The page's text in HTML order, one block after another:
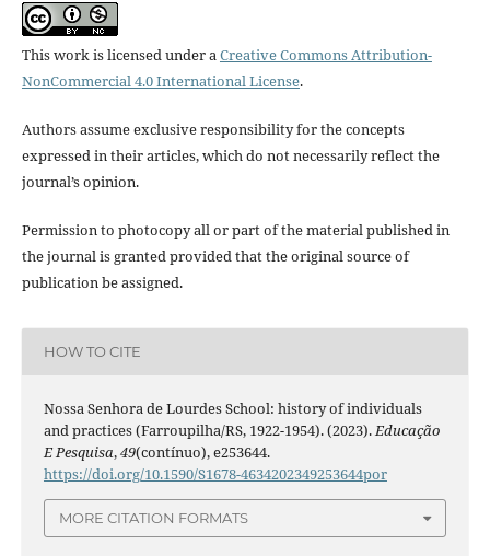
This work is licensed under aCreative Commons Attribution-
NonCommercial 4.0 International License.
Authors assume exclusive responsibility for the concepts
expressed in their articles, which do not necessarily reflect the
journal’s opinion.
Permission to photocopy all or part of the material published in
the journal is granted provided that the original source of
publication be assigned.
HOW TO CITE
Nossa Senhora de Lourdes School: history of individuals
and practices (Farroupilha/RS, 1922-1954). (2023).Educação
E Pesquisa,49(contínuo), e253644.
https://doi.org/10.1590/S1678-4634202349253644por
MORE CITATION FORMATS